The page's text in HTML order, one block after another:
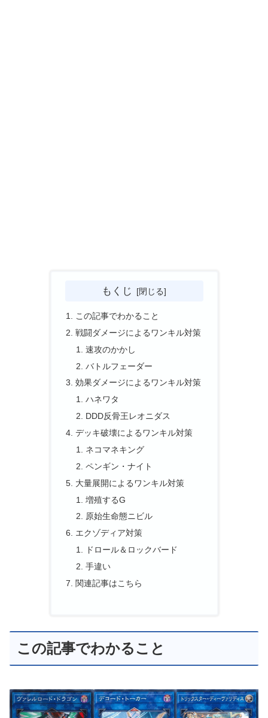
もくじ
この記事でわかること
戦闘ダメージによるワンキル対策
速攻のかかし
バトルフェーダー
効果ダメージによるワンキル対策
ハネワタ
DDD反骨王レオニダス
デッキ破壊によるワンキル対策
ネコマネキング
ペンギン・ナイト
大量展開によるワンキル対策
増殖するG
原始生命態ニビル
エクゾディア対策
ドロール＆ロックバード
手違い
関連記事はこちら
この記事でわかること